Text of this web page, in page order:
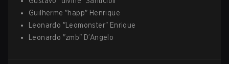
Guilherme "happ" Henrique
Leonardo " Leomonster" Enrique
Leonardo "zmb" D’Angelo